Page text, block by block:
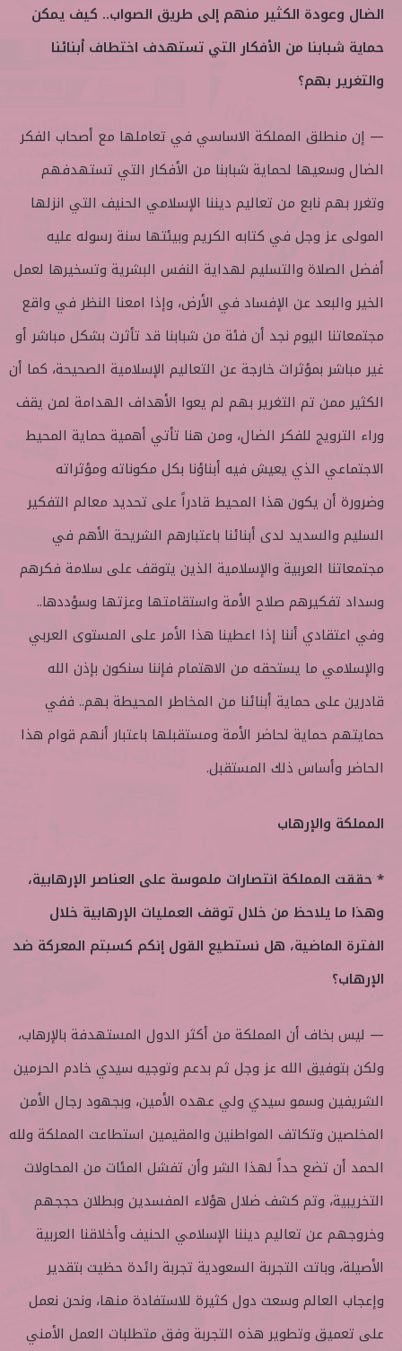
الضال وعودة الكثير منهم إلى طريق الصواب.. كيف يمكن
حماية شبابنا من الأفكار التي تستهدف اختطاف أبنائنا
والتغرير بهم؟
— إن منطلق المملكة الاساسي في تعاملها مع أصحاب الفكر
الضال وسعيها لحماية شبابنا من الأفكار التي تستهدفهم
وتغرر بهم نابع من تعاليم ديننا الإسلامي الحنيف التي انزلها
المولى عز وجل في كتابه الكريم وبيئتها سنة رسوله عليه
أفضل الصلاة والتسليم لهداية النفس البشرية وتسخيرها لعمل
الخير والبعد عن الإفساد في الأرض، وإذا امعنا النظر في واقع
مجتمعاتنا اليوم نجد أن فئة من شبابنا قد تأثرت بشكل مباشر أو
غير مباشر بمؤثرات خارجة عن التعاليم الإسلامية الصحيحة، كما أن
الكثير ممن تم التغرير بهم لم يعوا الأهداف الهدامة لمن يقف
وراء الترويج للفكر الضال، ومن هنا تأتي أهمية حماية المحيط
الاجتماعي الذي يعيش فيه أبناؤنا بكل مكوناته ومؤثراته
وضرورة أن يكون هذا المحيط قادراً على تحديد معالم التفكير
السليم والسديد لدى أبنائنا باعتبارهم الشريحة الأهم في
مجتمعاتنا العربية والإسلامية الذين يتوقف على سلامة فكرهم
وسداد تفكيرهم صلاح الأمة واستقامتها وعزتها وسؤددها..
وفي اعتقادي أننا إذا اعطينا هذا الأمر على المستوى العربي
والإسلامي ما يستحقه من الاهتمام فإننا سنكون بإذن الله
قادرين على حماية أبنائنا من المخاطر المحيطة بهم.. ففي
حمايتهم حماية لحاضر الأمة ومستقبلها باعتبار أنهم قوام هذا
الحاضر وأساس ذلك المستقبل.
المملكة والإرهاب
* حققت المملكة انتصارات ملموسة على العناصر الإرهابية،
وهذا ما يلاحظ من خلال توقف العمليات الإرهابية خلال
الفترة الماضية، هل نستطيع القول إنكم كسبتم المعركة ضد
الإرهاب؟
— ليس بخاف أن المملكة من أكثر الدول المستهدفة بالإرهاب،
ولكن بتوفيق الله عز وجل ثم بدعم وتوجيه سيدي خادم الحرمين
الشريفين وسمو سيدي ولي عهده الأمين، وبجهود رجال الأمن
المخلصين وتكاتف المواطنين والمقيمين استطاعت المملكة ولله
الحمد أن تضع حداً لهذا الشر وأن تفشل المئات من المحاولات
التخريبية، وتم كشف ضلال هؤلاء المفسدين وبطلان حججهم
وخروجهم عن تعاليم ديننا الإسلامي الحنيف وأخلاقنا العربية
الأصيلة، وباتت التجربة السعودية تجربة رائدة حظيت بتقدير
وإعجاب العالم وسعت دول كثيرة للاستفادة منها، ونحن نعمل
على تعميق وتطوير هذه التجربة وفق متطلبات العمل الأمني